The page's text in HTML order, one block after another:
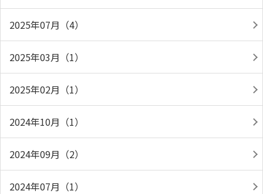
2025年07月（4）
2025年03月（1）
2025年02月（1）
2024年10月（1）
2024年09月（2）
2024年07月（1）